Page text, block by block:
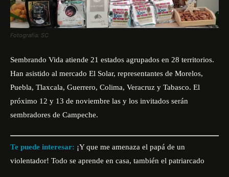
Fotografía: SC
Sembrando Vida atiende 21 estados agrupados en 28 territorios.
Han asistido al mercado El Solar, representantes de Morelos,
Puebla, Tlaxcala, Guerrero, Colima, Veracruz y Tabasco. El
próximo 12 y 13 de noviembre las y los invitados serán
sembradores de Campeche.
Te puede interesar: ¡Y que me amenaza el papá de un
violentador! Todo se aprende en casa, también el patriarcado